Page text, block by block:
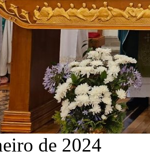
de 2024